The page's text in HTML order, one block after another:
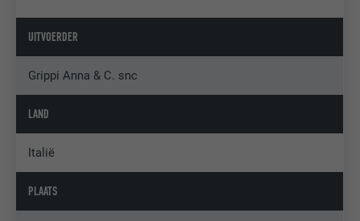
UITVOERDER
Grippi Anna & C. snc
LAND
Italië
PLAATS